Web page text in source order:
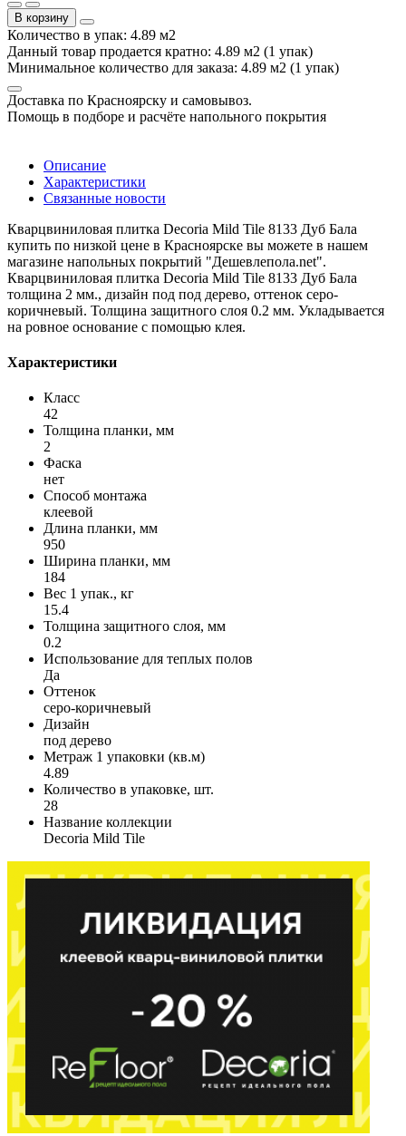
В корзину
Количество в упак: 4.89 м2
Данный товар продается кратно: 4.89 м2 (1 упак)
Минимальное количество для заказа: 4.89 м2 (1 упак)
Доставка по Красноярску и самовывоз.
Помощь в подборе и расчёте напольного покрытия
Описание
Характеристики
Связанные новости
Кварцвиниловая плитка Decoria Mild Tile 8133 Дуб Бала
купить по низкой цене в Красноярске вы можете в нашем
магазине напольных покрытий "Дешевлепола.net".
Кварцвиниловая плитка Decoria Mild Tile 8133 Дуб Бала
толщина 2 мм., дизайн под под дерево, оттенок серо-
коричневый. Толщина защитного слоя 0.2 мм. Укладывается
на ровное основание с помощью клея.
Характеристики
Класс
42
Толщина планки, мм
2
Фаска
нет
Способ монтажа
клеевой
Длина планки, мм
950
Ширина планки, мм
184
Вес 1 упак., кг
15.4
Толщина защитного слоя, мм
0.2
Использование для теплых полов
Да
Оттенок
серо-коричневый
Дизайн
под дерево
Метраж 1 упаковки (кв.м)
4.89
Количество в упаковке, шт.
28
Название коллекции
Decoria Mild Tile